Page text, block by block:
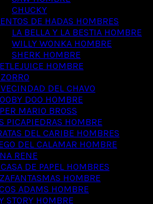
CHUCKY
DE HADAS HOMBRES
LA BELLA Y LA BESTIA HOMBRE
WILLY WONKA HOMBRE
SHERK HOMBRE
HOMBRE
DEL CHAVO
DOO HOMBRE
MARIO BROSS
PICAPIEDRAS HOMBRE
DEL CARIBE HOMBRES
DEL CALAMAR HOMBRE
RENE
DE PAPEL HOMBRES
HOMBRE
ADAMS HOMBRE
STORY HOMBRE